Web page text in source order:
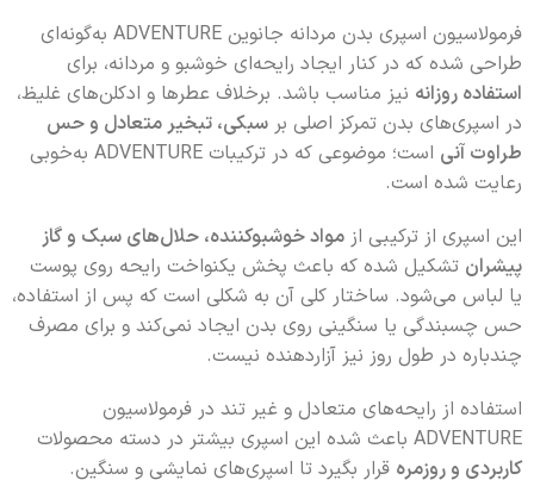
فرمولاسیون اسپری بدن مردانه جانوین ADVENTURE به‌گونه‌ای
طراحی شده که در کنار ایجاد رایحه‌ای خوشبو و مردانه، برای
استفاده روزانه نیز مناسب باشد. برخلاف عطرها و ادکلن‌های غلیظ،
در اسپری‌های بدن تمرکز اصلی بر سبکی، تبخیر متعادل و حس
طراوت آنی
است؛ موضوعی که در ترکیبات ADVENTURE به‌خوبی
رعایت شده است.
این اسپری از ترکیبی از مواد خوشبوکننده، حلال‌های سبک و گاز
پیشران تشکیل شده که باعث پخش یکنواخت رایحه روی پوست
یا لباس می‌شود. ساختار کلی آن به شکلی است که پس از استفاده،
حس چسبندگی یا سنگینی روی بدن ایجاد نمی‌کند و برای مصرف
چندباره در طول روز نیز آزاردهنده نیست.
استفاده از رایحه‌های متعادل و غیر تند در فرمولاسیون
ADVENTURE باعث شده این اسپری بیشتر در دسته محصولات
کاربردی و روزمره قرار بگیرد تا اسپری‌های نمایشی و سنگین.